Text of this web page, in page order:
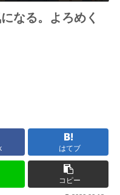
なる。よろめく
はてブ
コピー